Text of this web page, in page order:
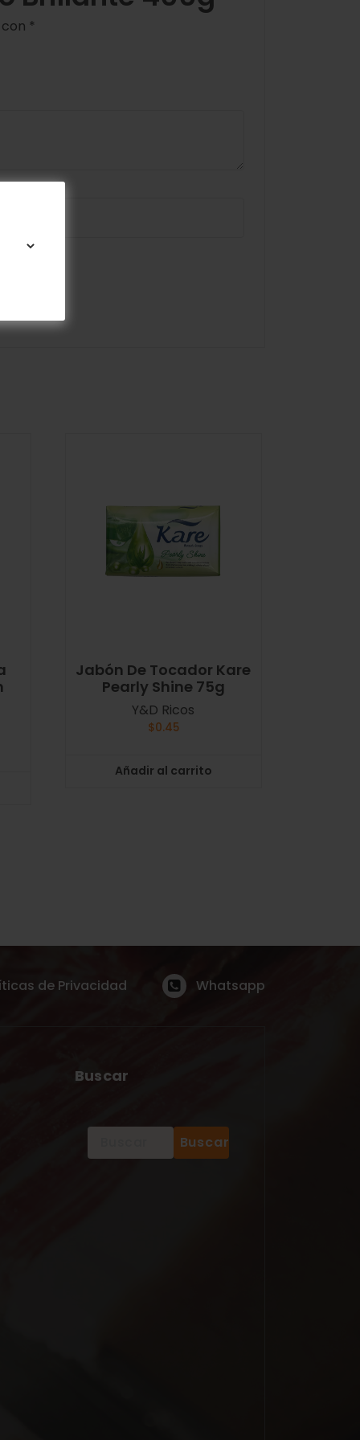
*
Jabón De Tocador Kare
Pearly Shine 75g
Y&D Ricos
$0.45
Añadir al carrito
de Privacidad Whatsapp
Buscar